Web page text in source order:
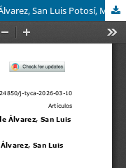
Disponibilidad de agua en la Sierra de Álvarez, San Luis Potosí, México